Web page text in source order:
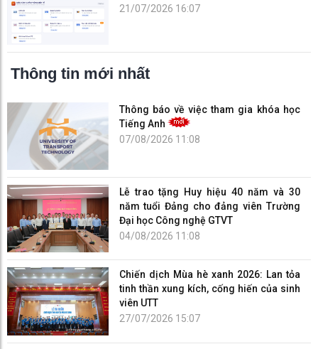
21/07/2026 16:07
Thông tin mới nhất
Thông báo về việc tham gia khóa học
Tiếng Anh
07/08/2026 11:08
Lễ trao tặng Huy hiệu 40 năm và 30
năm tuổi Đảng cho đảng viên Trường
Đại học Công nghệ GTVT
04/08/2026 11:08
Chiến dịch Mùa hè xanh 2026: Lan tỏa
tinh thần xung kích, cống hiến của sinh
viên UTT
27/07/2026 15:07